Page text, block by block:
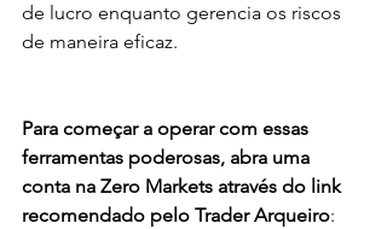
de lucro enquanto gerencia os riscos
de maneira eficaz.
Para começar a operar com essas
ferramentas poderosas, abra uma
conta na Zero Markets através do link
recomendado pelo Trader Arqueiro: